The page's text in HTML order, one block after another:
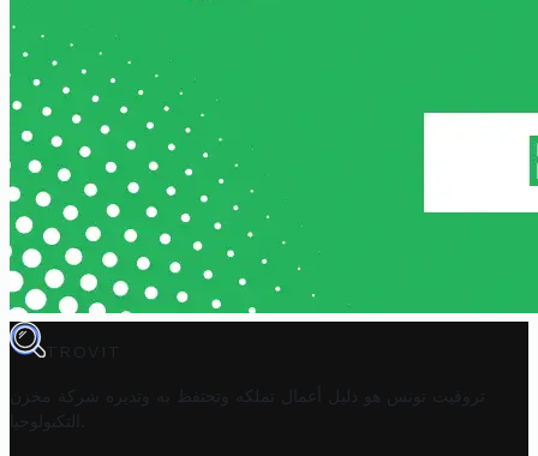
TROVIT
تروفيت تونس هو دليل أعمال تملكه وتحتفظ به وتديره
شركة مخزن
التكنولوجيا